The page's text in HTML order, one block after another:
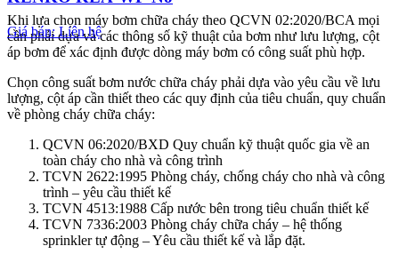
Giá bán: Liên hệ
Khi lựa chọn máy bơm chữa cháy theo QCVN 02:2020/BCA mọi
cần phải dựa và các thông số kỹ thuật của bơm như lưu lượng, cột
áp bơm để xác định được dòng máy bơm có công suất phù hợp.
Chọn công suất bơm nước chữa cháy phải dựa vào yêu cầu về lưu
lượng, cột áp cần thiết theo các quy định của tiêu chuẩn, quy chuẩn
về phòng cháy chữa cháy:
QCVN 06:2020/BXD Quy chuẩn kỹ thuật quốc gia về an
toàn cháy cho nhà và công trình
TCVN 2622:1995 Phòng cháy, chống cháy cho nhà và công
trình – yêu cầu thiết kế
TCVN 4513:1988 Cấp nước bên trong tiêu chuẩn thiết kế
TCVN 7336:2003 Phòng cháy chữa cháy – hệ thống
sprinkler tự động – Yêu cầu thiết kế và lắp đặt.